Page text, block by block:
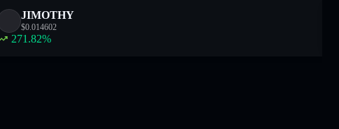
JIMOTHY
$0.014602
271.82%